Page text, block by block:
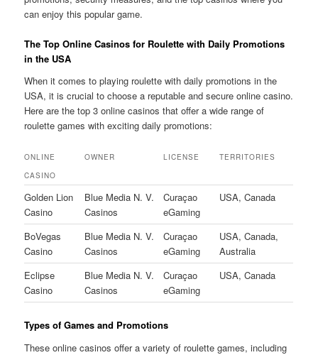
can enjoy this popular game.
The Top Online Casinos for Roulette with Daily Promotions
in the USA
When it comes to playing roulette with daily promotions in the
USA, it is crucial to choose a reputable and secure online casino.
Here are the top 3 online casinos that offer a wide range of
roulette games with exciting daily promotions:
ONLINE
CASINO
OWNER LICENSE TERRITORIES
Golden Lion
Casino
Blue Media N. V.
Casinos
Curaçao
eGaming
USA, Canada
BoVegas
Casino
Blue Media N. V.
Casinos
Curaçao
eGaming
USA, Canada,
Australia
Eclipse
Casino
Blue Media N. V.
Casinos
Curaçao
eGaming
USA, Canada
Types of Games and Promotions
These online casinos offer a variety of roulette games, including